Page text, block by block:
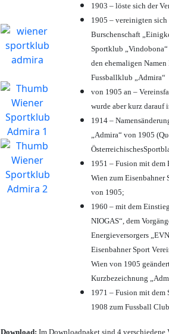
1903 – löste sich der
1905 – vereinigten
Burschenschaft
Sportklub
den ehemaligen
Fussballklub „Admira“
von 1905 an –
wurde aber kurz darauf
1914 –
„Admira“ von 1905
1951 – Fusion mit dem
Wien zum Eisenbahner
von 1905;
1960 – mit dem
NIOGAS“, dem
Energieversorgers
Eisenbahner Sport
Wien von 1905
Kurzbezeichnung
1971 – Fusion mit dem
1908 zum Fussball
Download: Im Downloadpaket sind 4